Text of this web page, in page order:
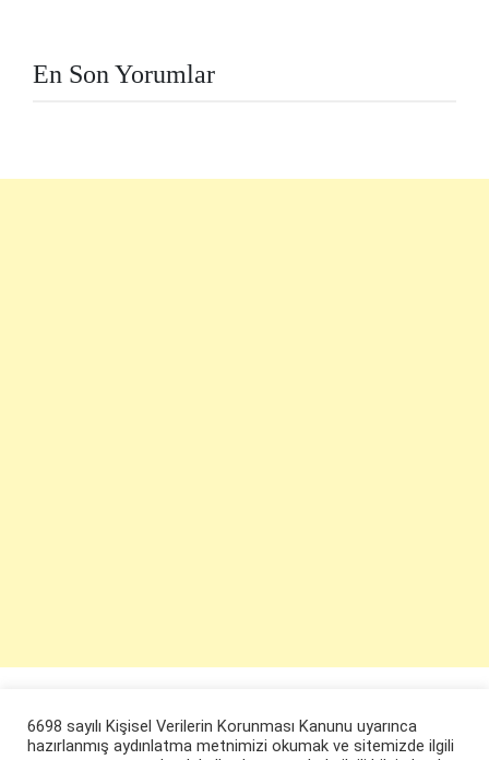
En Son Yorumlar
6698 sayılı Kişisel Verilerin Korunması Kanunu uyarınca
hazırlanmış aydınlatma metnimizi okumak ve sitemizde ilgili